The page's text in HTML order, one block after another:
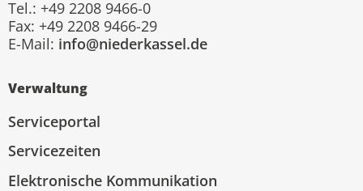
Tel.: +49 2208 9466-0
Fax: +49 2208 9466-29
E-Mail: info@niederkassel.de
Verwaltung
Serviceportal
Servicezeiten
Elektronische Kommunikation